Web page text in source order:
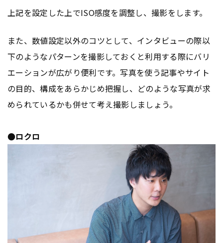
上記を設定した上でISO感度を調整し、撮影をします。
また、数値設定以外のコツとして、インタビューの際以
下のようなパターンを撮影しておくと利用する際にバリ
エーションが広がり便利です。写真を使う記事やサイト
の目的、構成をあらかじめ把握し、どのような写真が求
められているかも併せて考え撮影しましょう。
●ロクロ